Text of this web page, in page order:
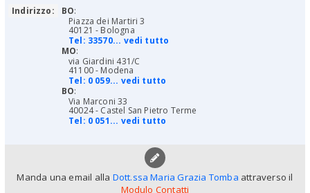
Indirizzo:
BO:
Piazza dei Martiri 3
40121 - Bologna
Tel: 33570... vedi tutto
MO:
via Giardini 431/C
41100 - Modena
Tel: 0 059... vedi tutto
BO:
Via Marconi 33
40024 - Castel San Pietro Terme
Tel: 0 051... vedi tutto
Manda una email alla Dott.ssa Maria Grazia Tomba attraverso il
Modulo Contatti